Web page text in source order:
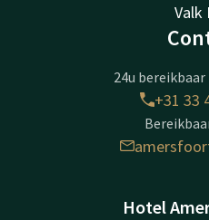
Valk
24u
+31 33
Hotel